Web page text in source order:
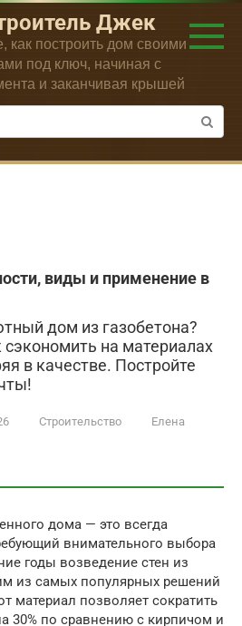
Джек
как построить дом своими
под ключ, начиная с
и заканчивая крышей
виды и применение в
дом из газобетона?
на материалах
в качестве. Постройте
Строительство
Елена
дома — это всегда
внимательного выбора
годы возведение стен из
из самых популярных решений
материал позволяет сократить
30% по сравнению с кирпичом и